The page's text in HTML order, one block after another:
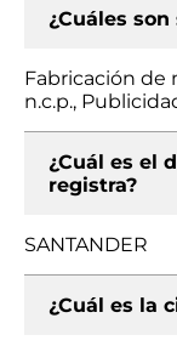
¿Cuáles
Fabricación de
n.c.p.,
¿Cuál es el
registra?
SANTANDER
¿Cuál es la